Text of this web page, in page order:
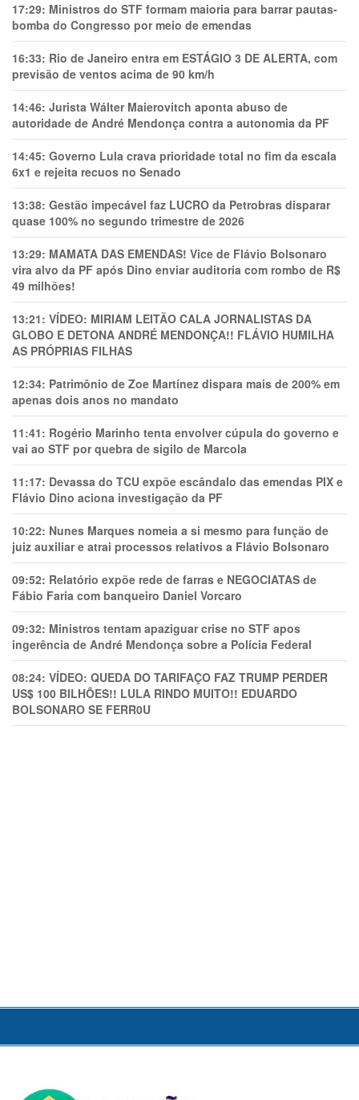
17:29: Ministros do STF formam maioria para barrar pautas-
bomba do Congresso por meio de emendas
16:33: Rio de Janeiro entra em ESTÁGIO 3 DE ALERTA, com
previsão de ventos acima de 90 km/h
14:46: Jurista Wálter Maierovitch aponta abuso de
autoridade de André Mendonça contra a autonomia da PF
14:45: Governo Lula crava prioridade total no fim da escala
6x1 e rejeita recuos no Senado
13:38: Gestão impecável faz LUCRO da Petrobras disparar
quase 100% no segundo trimestre de 2026
13:29: MAMATA DAS EMENDAS! Vice de Flávio Bolsonaro
vira alvo da PF após Dino enviar auditoria com rombo de R$
49 milhões!
13:21: VÍDEO: MIRIAM LEITÃO CALA JORNALISTAS DA
GLOBO E DETONA ANDRÉ MENDONÇA!! FLÁVIO HUMILHA
AS PRÓPRIAS FILHAS
12:34: Patrimônio de Zoe Martínez dispara mais de 200% em
apenas dois anos no mandato
11:41: Rogério Marinho tenta envolver cúpula do governo e
vai ao STF por quebra de sigilo de Marcola
11:17: Devassa do TCU expõe escândalo das emendas PIX e
Flávio Dino aciona investigação da PF
10:22: Nunes Marques nomeia a si mesmo para função de
juiz auxiliar e atrai processos relativos a Flávio Bolsonaro
09:52: Relatório expõe rede de farras e NEGOCIATAS de
Fábio Faria com banqueiro Daniel Vorcaro
09:32: Ministros tentam apaziguar crise no STF apos
ingerência de André Mendonça sobre a Polícia Federal
08:24: VÍDEO: QUEDA DO TARIFAÇO FAZ TRUMP PERDER
US$ 100 BILHÕES!! LULA RINDO MUITO!! EDUARDO
BOLSONARO SE FERR0U